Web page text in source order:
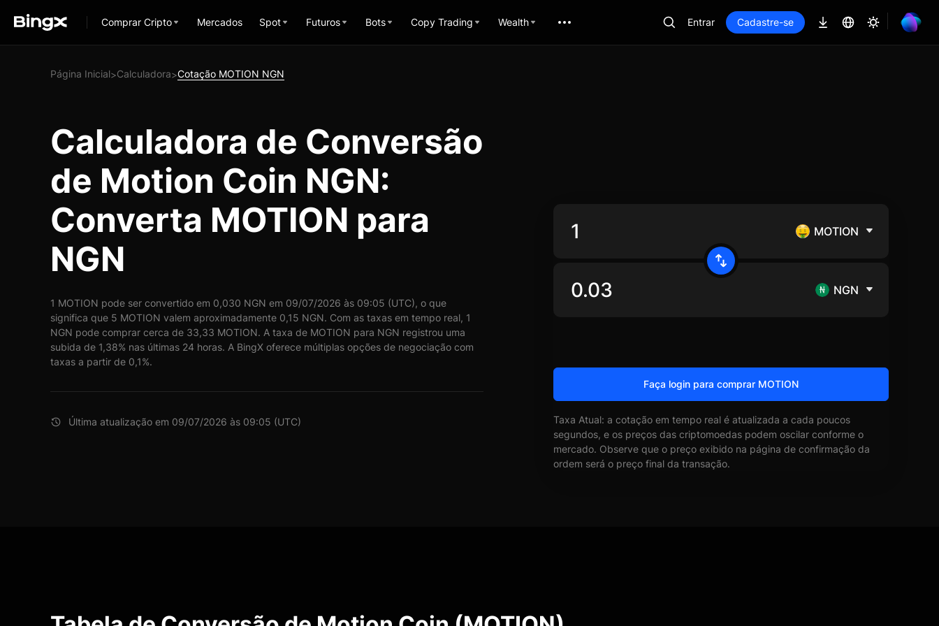
Comprar Cripto Mercados Spot Futuros Bots Copy Trading Wealth Entrar Cadastre-se
Página Inicial>Calculadora>Cotação MOTION NGN
Calculadora de Conversão
de Motion Coin NGN:
Converta MOTION para
NGN
1 MOTION pode ser convertido em 0,030 NGN em 09/07/2026 às 09:05 (UTC), o que
significa que 5 MOTION valem aproximadamente 0,15 NGN. Com as taxas em tempo real, 1
NGN pode comprar cerca de 33,33 MOTION. A taxa de MOTION para NGN registrou uma
subida de 1,38% nas últimas 24 horas. A BingX oferece múltiplas opções de negociação com
taxas a partir de 0,1%.
Última atualização em 09/07/2026 às 09:05 (UTC)
MOTION
NGN
Faça login para comprar MOTION
Taxa Atual: a cotação em tempo real é atualizada a cada poucos
segundos, e os preços das criptomoedas podem oscilar conforme o
mercado. Observe que o preço exibido na página de confirmação da
ordem será o preço final da transação.